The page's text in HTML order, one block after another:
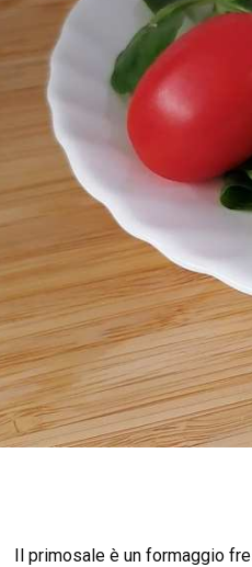
o ESC per uscire
Il primosale è un formaggio